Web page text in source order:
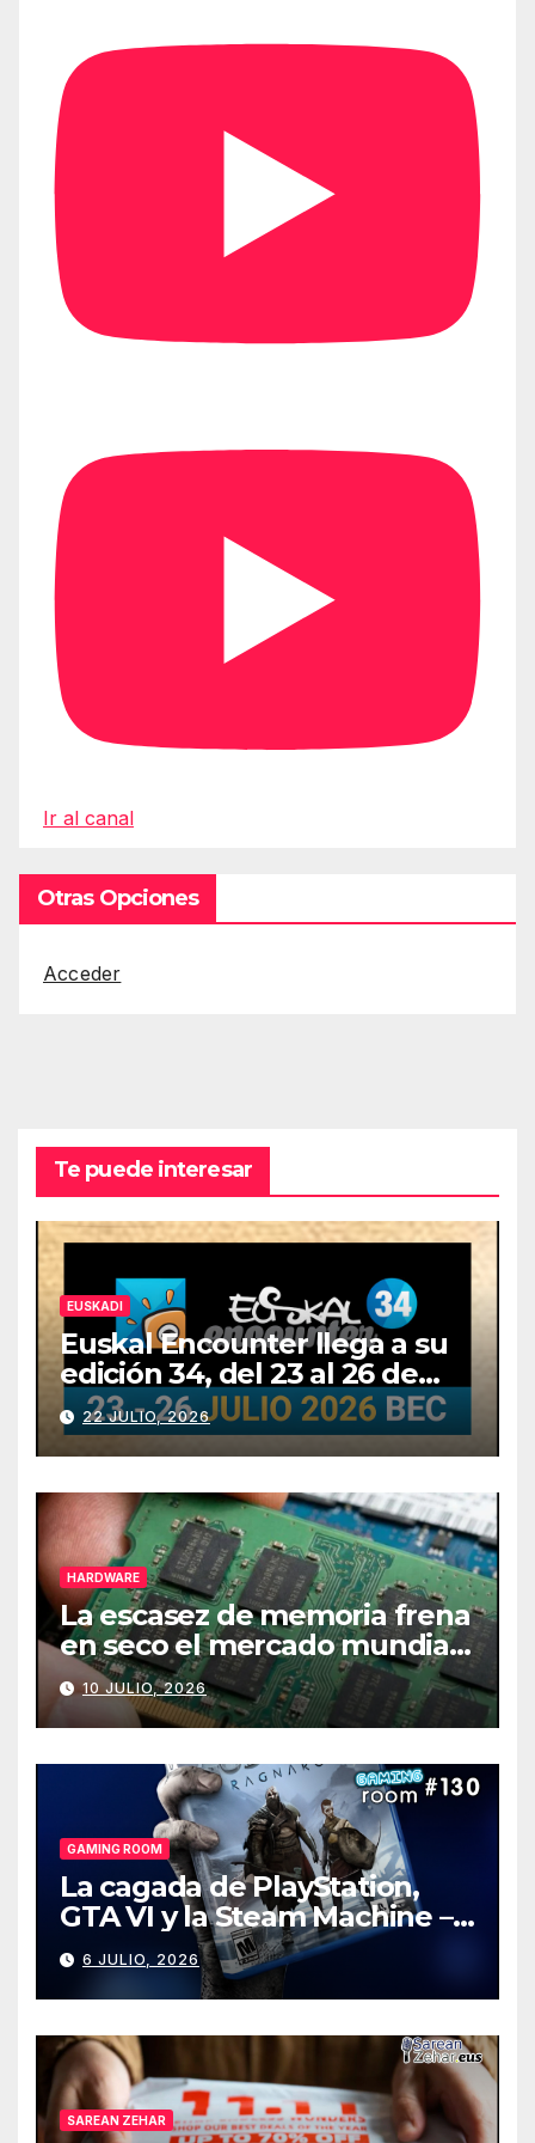
Ir al canal
Otras Opciones
Acceder
Te puede interesar
EUSKADI
Euskal Encounter llega a su
edición 34, del 23 al 26 de
julio
22 JULIO, 2026
HARDWARE
La escasez de memoria frena
en seco el mercado mundial
de PCs
10 JULIO, 2026
GAMING ROOM
La cagada de PlayStation,
GTA VI y la Steam Machine –
Gaming Room #130
6 JULIO, 2026
SAREAN ZEHAR